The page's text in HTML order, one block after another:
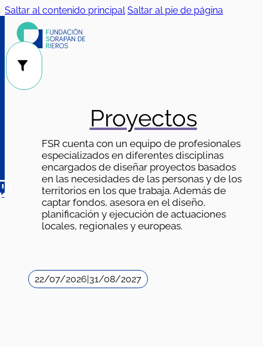
Saltar al contenido principal Saltar al pie de página
Proyectos
FSR cuenta con un equipo de profesionales
especializados en diferentes disciplinas
encargados de diseñar proyectos basados
en las necesidades de las personas y de los
territorios en los que trabaja. Además de
captar fondos, asesora en el diseño,
planificación y ejecución de actuaciones
locales, regionales y europeas.
22/07/2026|31/08/2027